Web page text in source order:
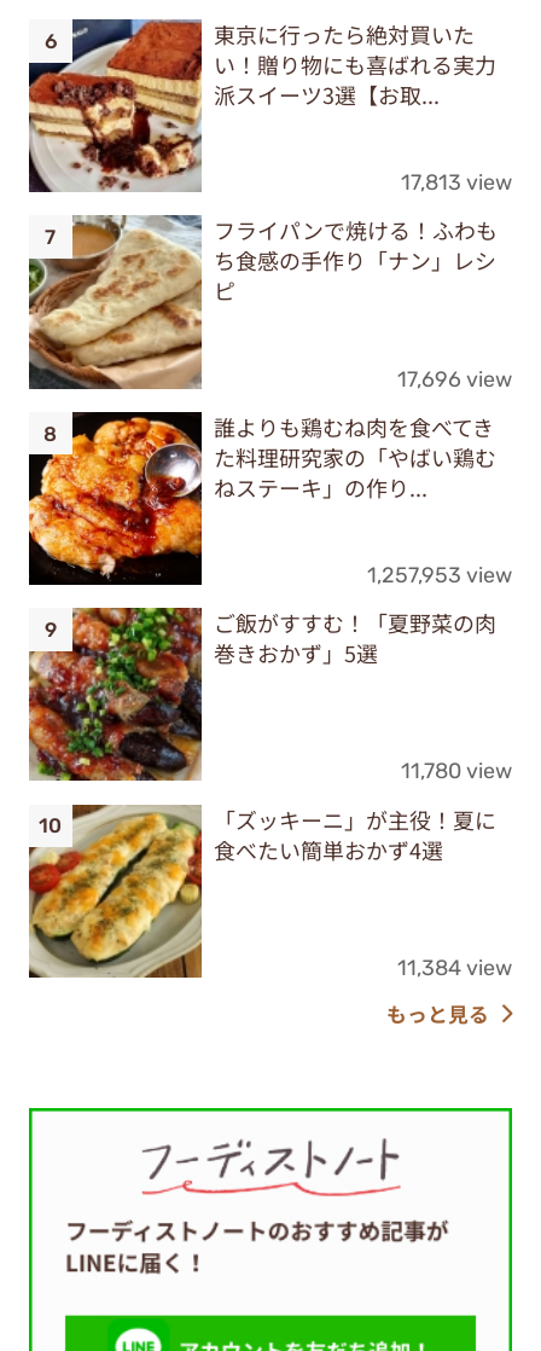
東京に行ったら絶対買いた
い！贈り物にも喜ばれる実力
派スイーツ3選【お取...
17,813 view
フライパンで焼ける！ふわも
ち食感の手作り「ナン」レシ
ピ
17,696 view
誰よりも鶏むね肉を食べてき
た料理研究家の「やばい鶏む
ねステーキ」の作り...
1,257,953 view
ご飯がすすむ！「夏野菜の肉
巻きおかず」5選
11,780 view
「ズッキーニ」が主役！夏に
食べたい簡単おかず4選
11,384 view
もっと見る